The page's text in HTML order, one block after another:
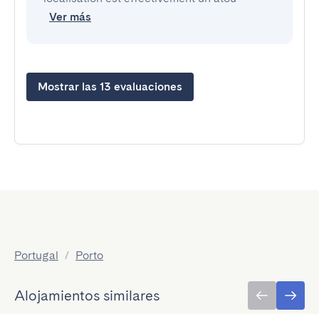
Ver más
Mostrar las 13 evaluaciones
Portugal / Porto
Alojamientos similares